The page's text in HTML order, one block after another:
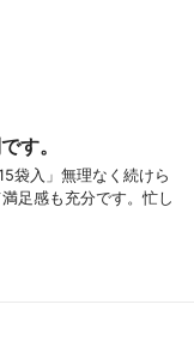
す。
袋入」無理なく続けら
足感も充分です。忙し